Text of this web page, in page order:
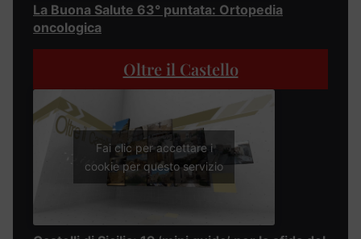
La Buona Salute 63° puntata: Ortopedia
oncologica
Oltre il Castello
Fai clic per accettare i
cookie per questo servizio